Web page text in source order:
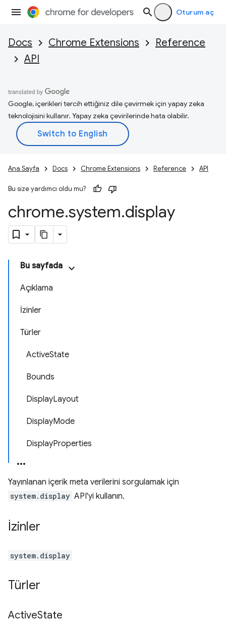
Oturum aç
Docs Chrome Extensions
Reference
API
Google, içerikleri tercih ettiğiniz dile çevirmek için yapay zeka
teknolojisini kullanır. Yapay zeka çevirilerinde hata olabilir.
Ana Sayfa Docs Chrome Extensions Reference API
Bu size yardımcı oldu mu?
chrome.system.display
Bu sayfada
Açıklama
İzinler
Türler
ActiveState
Bounds
DisplayLayout
DisplayMode
DisplayProperties
Yayınlanan içerik meta verilerini sorgulamak için
system.display API'yi kullanın.
İzinler
system.display
Türler
ActiveState